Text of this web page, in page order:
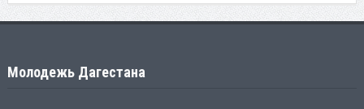
Молодежь Дагестана